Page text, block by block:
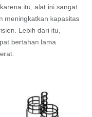
itu, alat ini sangat
meningkatkan kapasitas
Lebih dari itu,
bertahan lama